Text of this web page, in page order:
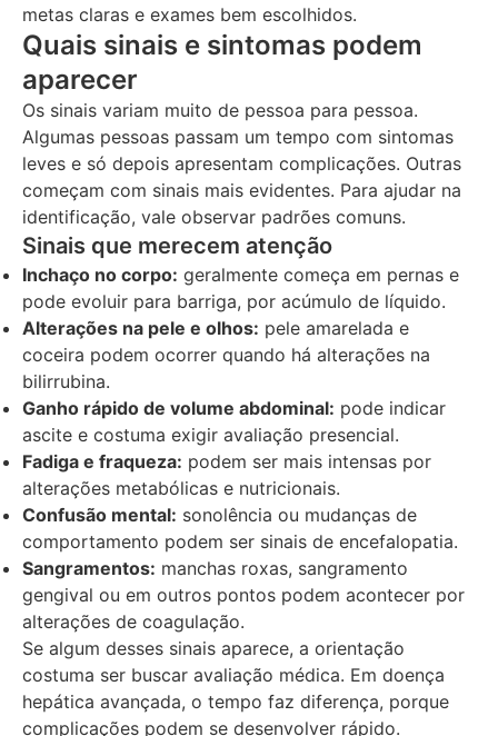
metas claras e exames bem escolhidos.
Quais sinais e sintomas podem
aparecer
Os sinais variam muito de pessoa para pessoa.
Algumas pessoas passam um tempo com sintomas
leves e só depois apresentam complicações. Outras
começam com sinais mais evidentes. Para ajudar na
identificação, vale observar padrões comuns.
Sinais que merecem atenção
Inchaço no corpo: geralmente começa em pernas e
pode evoluir para barriga, por acúmulo de líquido.
Alterações na pele e olhos: pele amarelada e
coceira podem ocorrer quando há alterações na
bilirrubina.
Ganho rápido de volume abdominal: pode indicar
ascite e costuma exigir avaliação presencial.
Fadiga e fraqueza: podem ser mais intensas por
alterações metabólicas e nutricionais.
Confusão mental: sonolência ou mudanças de
comportamento podem ser sinais de encefalopatia.
Sangramentos: manchas roxas, sangramento
gengival ou em outros pontos podem acontecer por
alterações de coagulação.
Se algum desses sinais aparece, a orientação
costuma ser buscar avaliação médica. Em doença
hepática avançada, o tempo faz diferença, porque
complicações podem se desenvolver rápido.